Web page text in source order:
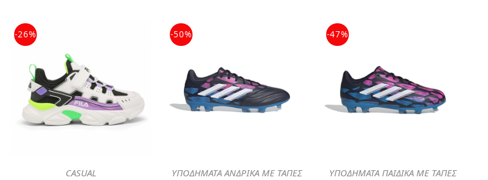
-26%
CASUAL
-50%
ΥΠΟΔΗΜΑΤΑ ΑΝΔΡΙΚΑ ΜΕ ΤΑΠΕΣ
-47%
ΥΠΟΔΗΜΑΤΑ ΠΑΙΔΙΚΑ ΜΕ ΤΑΠΕΣ